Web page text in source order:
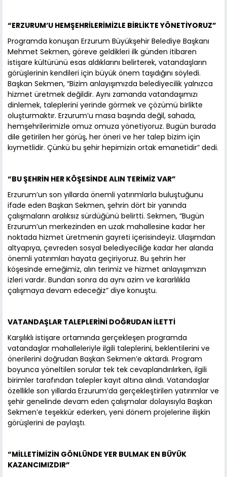
“ERZURUM’U HEMŞEHRİLERİMİZLE BİRLİKTE YÖNETİYORUZ”
Programda konuşan Erzurum Büyükşehir Belediye Başkanı
Mehmet Sekmen, göreve geldikleri ilk günden itibaren
istişare kültürünü esas aldıklarını belirterek, vatandaşların
görüşlerinin kendileri için büyük önem taşıdığını söyledi.
Başkan Sekmen, “Bizim anlayışımızda belediyecilik yalnızca
hizmet üretmek değildir. Aynı zamanda vatandaşımızı
dinlemek, taleplerini yerinde görmek ve çözümü birlikte
oluşturmaktır. Erzurum’u masa başında değil, sahada,
hemşehrilerimizle omuz omuza yönetiyoruz. Bugün burada
dile getirilen her görüş, her öneri ve her talep bizim için
kıymetlidir. Çünkü bu şehir hepimizin ortak emanetidir” dedi.
“BU ŞEHRİN HER KÖŞESİNDE ALIN TERİMİZ VAR”
Erzurum’un son yıllarda önemli yatırımlarla buluştuğunu
ifade eden Başkan Sekmen, şehrin dört bir yanında
çalışmaların aralıksız sürdüğünü belirtti. Sekmen, “Bugün
Erzurum’un merkezinden en uzak mahallesine kadar her
noktada hizmet üretmenin gayreti içerisindeyiz. Ulaşımdan
altyapıya, çevreden sosyal belediyeciliğe kadar her alanda
önemli yatırımları hayata geçiriyoruz. Bu şehrin her
köşesinde emeğimiz, alın terimiz ve hizmet anlayışımızın
izleri vardır. Bundan sonra da aynı azim ve kararlılıkla
çalışmaya devam edeceğiz” diye konuştu.
VATANDAŞLAR TALEPLERİNİ DOĞRUDAN İLETTİ
Karşılıklı istişare ortamında gerçekleşen programda
vatandaşlar mahalleleriyle ilgili taleplerini, beklentilerini ve
önerilerini doğrudan Başkan Sekmen’e aktardı. Program
boyunca yöneltilen sorular tek tek cevaplandırılırken, ilgili
birimler tarafından talepler kayıt altına alındı. Vatandaşlar
özellikle son yıllarda Erzurum’da gerçekleştirilen yatırımlar ve
şehir genelinde devam eden çalışmalar dolayısıyla Başkan
Sekmen’e teşekkür ederken, yeni dönem projelerine ilişkin
görüşlerini de paylaştı.
“MİLLETİMİZİN GÖNLÜNDE YER BULMAK EN BÜYÜK
KAZANCIMIZDIR”